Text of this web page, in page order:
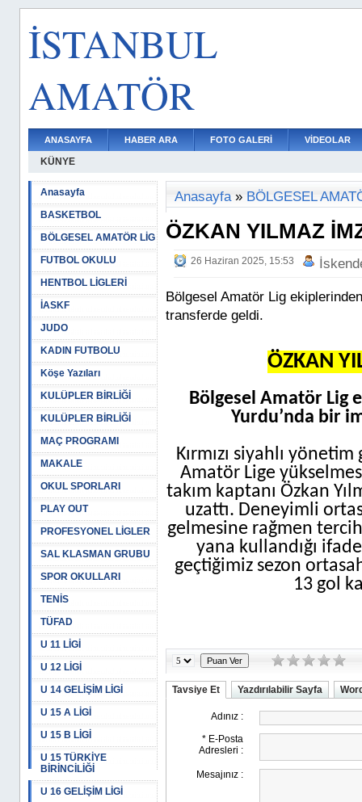
İSTANBUL
AMATÖR
ANASAYFA HABER ARA FOTO GALERİ VİDEOLAR
KÜNYE
Anasayfa
BASKETBOL
BÖLGESEL AMATÖR LİG
FUTBOL OKULU
HENTBOL LİGLERİ
İASKF
JUDO
KADIN FUTBOLU
Köşe Yazıları
KULÜPLER BİRLİĞİ
KULÜPLER BİRLİĞİ
MAÇ PROGRAMI
MAKALE
OKUL SPORLARI
PLAY OUT
PROFESYONEL LİGLER
SAL KLASMAN GRUBU
SPOR OKULLARI
TENİS
TÜFAD
U 11 LİGİ
U 12 LİGİ
U 14 GELİŞİM LİGİ
U 15 A LİGİ
U 15 B LİGİ
U 15 TÜRKİYE
BİRİNCİLİĞİ
U 16 GELİŞİM LİGİ
Anasayfa» BÖLGESEL
ÖZKAN YILMAZ
26 Haziran 2025, 15:53
Bölgesel Amatör Lig
transferde geldi.
ÖZKAN
Bölgesel Amatör Lig
Yurdu’nda bir
Kırmızı siyahlı
Amatör Lige
takım kaptanı Özkan
uzattı. Deneyimli
gelmesine rağmen
yana kullandığı
geçtiğimiz sezon
13 gol
Tavsiye Et Yazdırılabilir Sayfa